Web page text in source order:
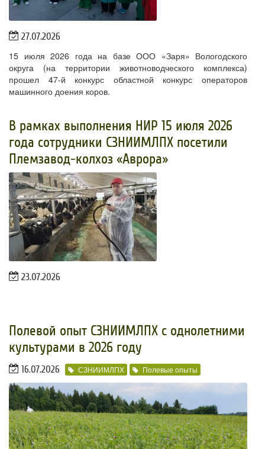
27.07.2026
15 июля 2026 года на базе ООО «Заря» Вологодского
округа (на территории животноводческого комплекса)
прошел 47-й конкурс областной конкурс операторов
машинного доения коров.
В рамках выполнения НИР 15 июля 2026
года сотрудники СЗНИИМЛПХ посетили
Племзавод-колхоз «Аврора»
23.07.2026
Полевой опыт СЗНИИМЛПХ с однолетними
культурами в 2026 году
16.07.2026 СЗНИИМЛПХ Полевые опыты